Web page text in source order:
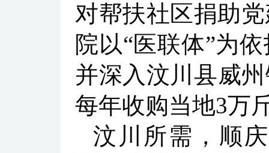
对帮扶社区捐助
院以“医联体”为
并深入汶川县威
每年收购当地3万
汶川所需，顺